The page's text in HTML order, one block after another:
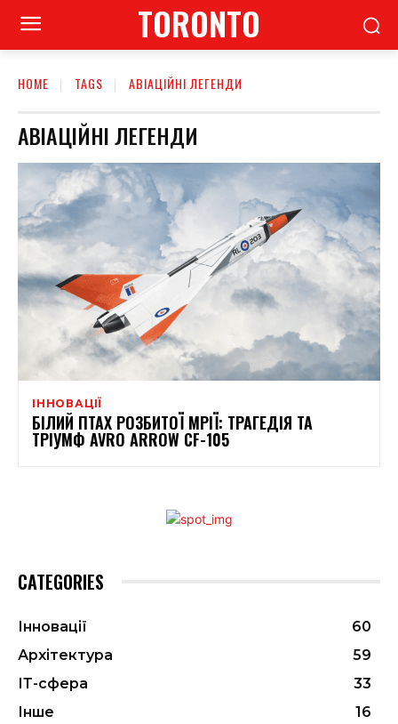
TORONTO
HOME TAGS АВІАЦІЙНІ ЛЕГЕНДИ
АВІАЦІЙНІ ЛЕГЕНДИ
ІННОВАЦІЇ
БІЛИЙ ПТАХ РОЗБИТОЇ МРІЇ: ТРАГЕДІЯ ТА
ТРІУМФ AVRO ARROW CF-105
CATEGORIES
Інновації
60
Архітектура
59
ІТ-сфера
33
Інше
16